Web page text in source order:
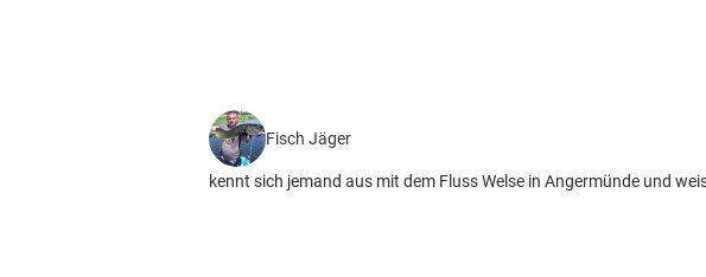
Fisch Jäger
kennt sich jemand aus mit dem Fluss Welse in Angermünde und